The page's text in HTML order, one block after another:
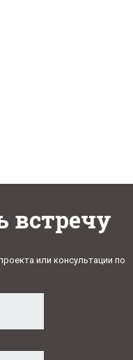
встречу
или консультации по